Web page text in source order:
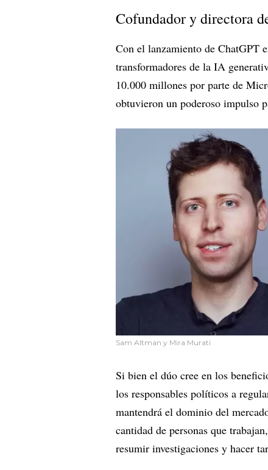
Cofundador y directora
Con el lanzamiento de ChatGPT
transformadores de la IA
10.000 millones por parte de
obtuvieron un poderoso impulso
Sam Altman y Mira Murati
Si bien el dúo cree en los
los responsables políticos a
mantendrá el dominio del
cantidad de personas que
resumir investigaciones y hacer